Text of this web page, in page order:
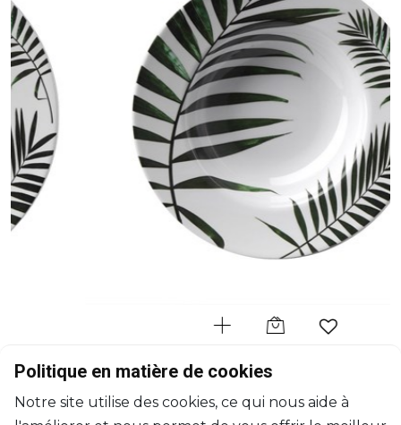
MARIO LUCA GIUSTI
Assiette à soupe
Politique en matière de cookies
Notre site utilise des cookies, ce qui nous aide à